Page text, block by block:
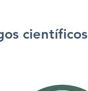
científicos